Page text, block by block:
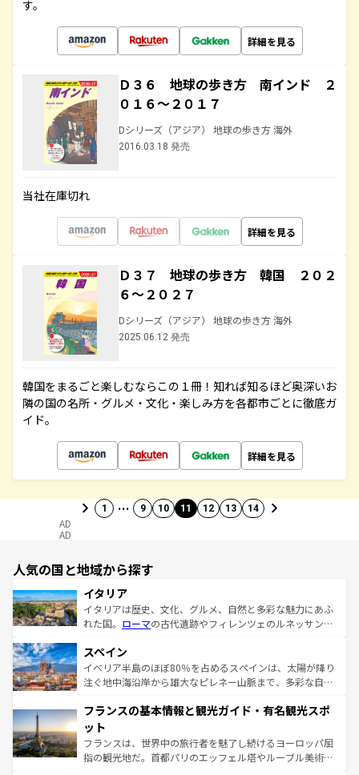
す。
詳細を見る
Ｄ３６ 地球の歩き方 南インド ２
０１６～２０１７
Dシリーズ（アジア） 地球の歩き方 海外
2016.03.18 発売
当社在庫切れ
詳細を見る
Ｄ３７ 地球の歩き方 韓国 ２０２
６～２０２７
Dシリーズ（アジア） 地球の歩き方 海外
2025.06.12 発売
韓国をまるごと楽しむならこの１冊！知れば知るほど奥深いお
隣の国の名所・グルメ・文化・楽しみ方を各都市ごとに徹底ガ
イド。
詳細を見る
1 … 9 10 11 12 13 14
AD
AD
人気の国と地域から探す
イタリア
イタリアは歴史、文化、グルメ、自然と多彩な魅力にあふ
れた国。 ローマの古代遺跡やフィレンツェのルネッサンス
ろん、トスカーナの美しい田園風景やアマルフィ海岸の絶
景など、自然景観も見逃せない。観光の合間には、本場の
ピザやパスタなど、絶品のイタリア料理を堪能することも
ませてくれるイタリアで、忘れられない旅をしてみよう！
なお、新着のイタリア情報は
しい。
スペイン
イベリア半島のほぼ80％を占めるスペインは、太陽が降り
注ぐ地中海沿岸から雄大なピレネー山脈まで、多彩な自然
文化が根付くこの国では、情熱的なフラメンコ、熱気あふ
れる闘牛、そして美味しいタパスが生活の一部となってい
る。首都マドリードの洗練された雰囲気や、バルセロナの
アートに溢れた街角から、地方では古代ローマ遺跡や中世
フランスの基本情報と観光ガイド・有名観光スポ
ット
フランスは、世界中の旅行者を魅了し続けるヨーロッパ屈
指の観光地だ。首都パリのエッフェル塔やルーブル美術館